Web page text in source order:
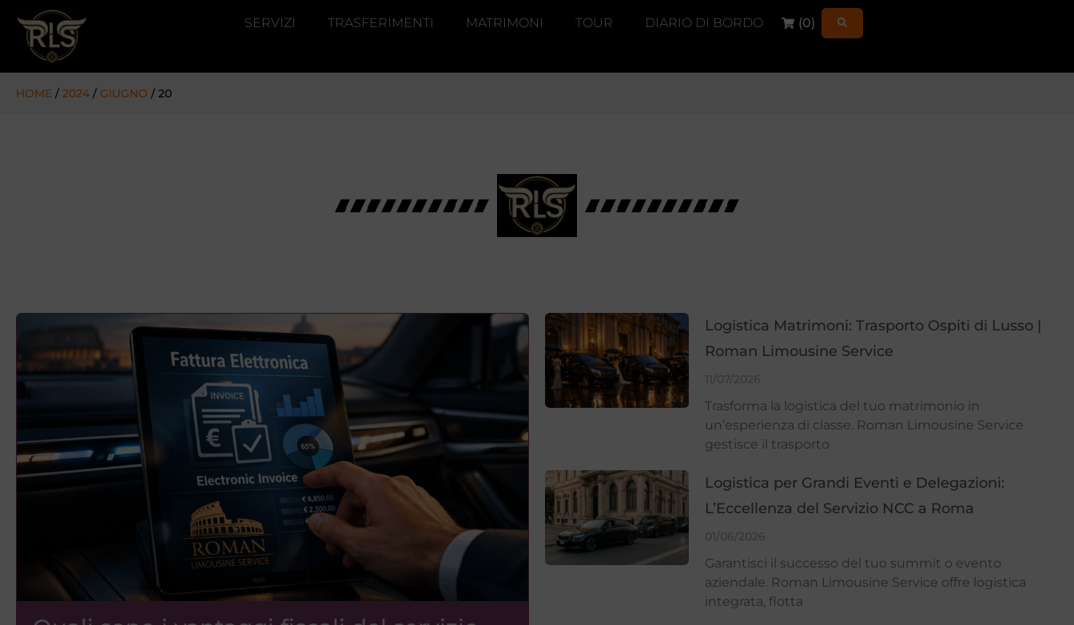
SERVIZI TRASFERIMENTI MATRIMONI TOUR DIARIO DI BORDO (0)
HOME / 2024 / GIUGNO / 20
Logistica Matrimoni: Trasporto Ospiti di Lusso |
Roman Limousine Service
11/07/2026
Trasforma la logistica del tuo matrimonio in
un’esperienza di classe. Roman Limousine Service
gestisce il trasporto
Logistica per Grandi Eventi e Delegazioni:
L’Eccellenza del Servizio NCC a Roma
01/06/2026
Garantisci il successo del tuo summit o evento
aziendale. Roman Limousine Service offre logistica
integrata, flotta